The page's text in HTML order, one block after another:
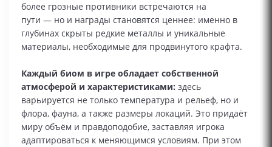
более грозные противники встречаются на
пути — но и награды становятся ценнее: именно в
глубинах скрыты редкие металлы и уникальные
материалы, необходимые для продвинутого крафта.
Каждый биом в игре обладает собственной
атмосферой и характеристиками: здесь
варьируется не только температура и рельеф, но и
флора, фауна, а также размеры локаций. Это придаёт
миру объём и правдоподобие, заставляя игрока
адаптироваться к меняющимся условиям. При этом